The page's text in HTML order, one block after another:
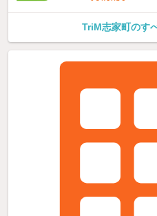
TriM志家町のす